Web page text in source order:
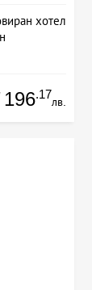
хотел
196.17
лв.